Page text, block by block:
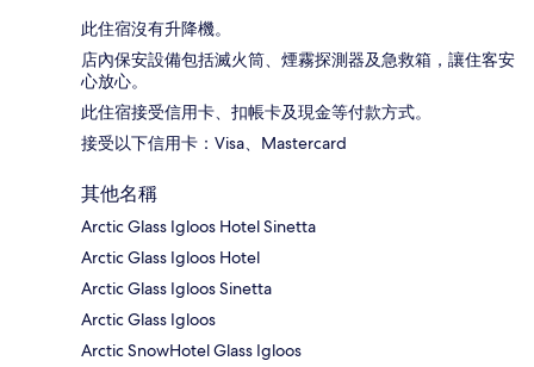
此住宿沒有升降機。
店內保安設備包括滅火筒、煙霧探測器及急救箱，讓住客安
心放心。
此住宿接受信用卡、扣帳卡及現金等付款方式。
接受以下信用卡：Visa、Mastercard
其他名稱
Arctic Glass Igloos Hotel Sinetta
Arctic Glass Igloos Hotel
Arctic Glass Igloos Sinetta
Arctic Glass Igloos
Arctic SnowHotel Glass Igloos